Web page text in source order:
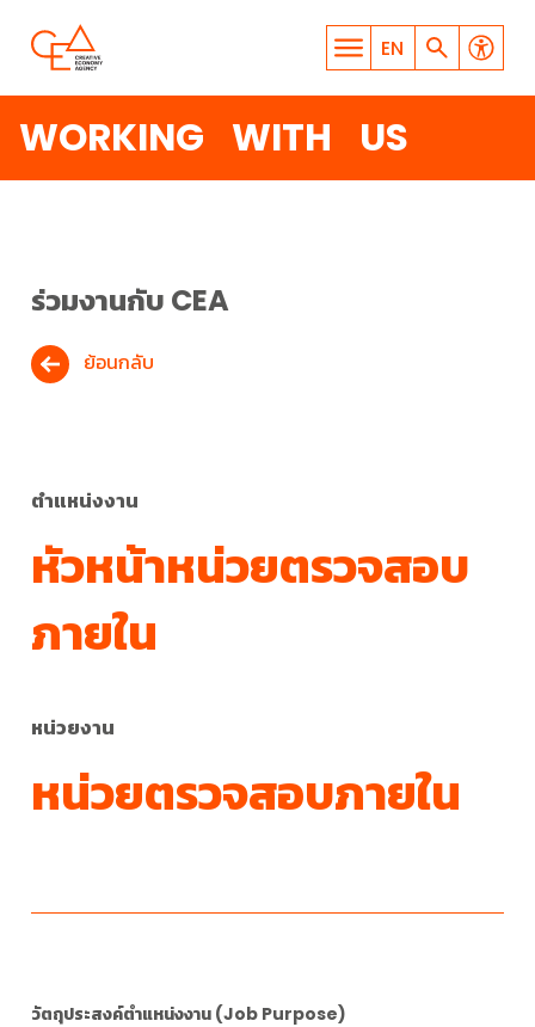
EN
WHAT ARE YOU LOOKING
FOR?
SEARCH
WORKING WITH US
ร่วมงานกับ CEA
ย้อนกลับ
ตำแหน่งงาน
หัวหน้าหน่วยตรวจสอบ
ภายใน
หน่วยงาน
หน่วยตรวจสอบภายใน
วัตถุประสงค์ตำแหน่งงาน (Job Purpose)